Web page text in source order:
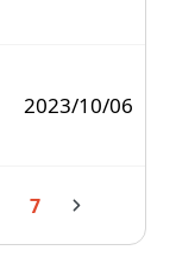
2023/10/06
7